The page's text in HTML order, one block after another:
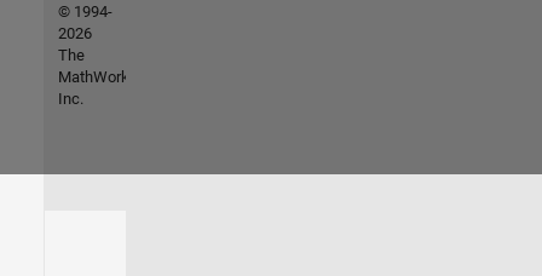
© 1994-
2026
The
MathWorks,
Inc.